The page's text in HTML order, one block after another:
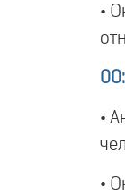
•
•
•